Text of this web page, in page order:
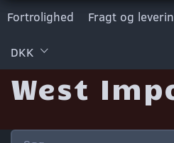
Fortrolighed Fragt og
DKK
West